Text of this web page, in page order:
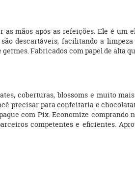
mãos após as refeições. Ele é um
descartáveis, facilitando a limpeza
Fabricados com papel de alta
coberturas, blossoms e muito
precisar para confeitaria e
com Pix. Economize comprando
competentes e eficientes.